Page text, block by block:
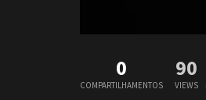
0
COMPARTILHAMENTOS
90
VIEWS